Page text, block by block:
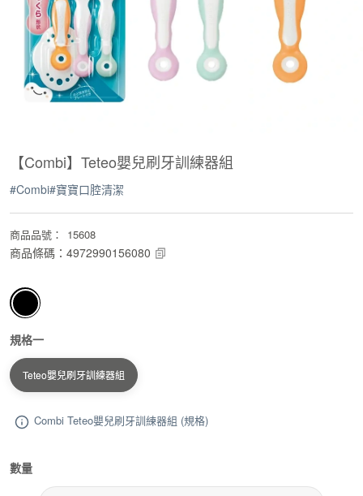
【Combi】Teteo嬰兒刷牙訓練器組
#Combi#寶寶口腔清潔
商品品號 ： 15608
商品條碼 ： 4972990156080
規格一
Teteo嬰兒刷牙訓練器組
Combi Teteo嬰兒刷牙訓練器組 (規格)
數量